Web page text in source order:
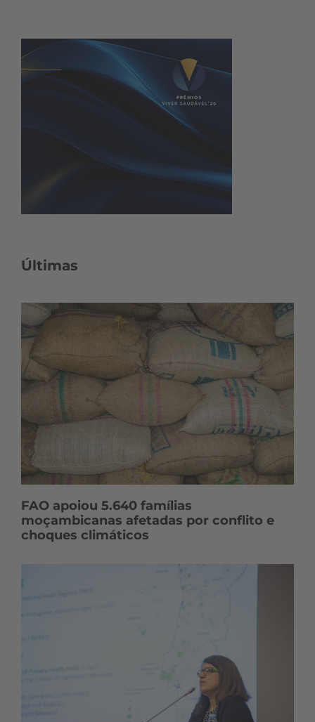
Últimas
FAO apoiou 5.640 famílias
moçambicanas afetadas por conflito e
choques climáticos